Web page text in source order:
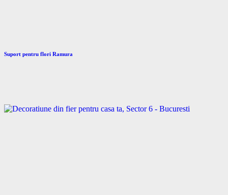
Suport pentru flori Ramura